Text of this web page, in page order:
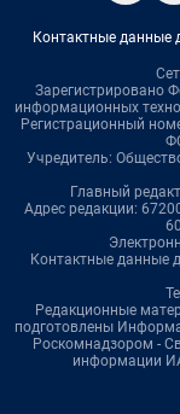
Контактные данные
Зарегистрировано
информационных
Регистрационный
Учредитель:
Главный
Адрес редакции:
Контактные данные
Редакционные
подготовлены
Роскомнадзором -
информации